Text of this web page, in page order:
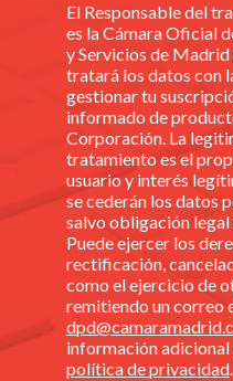
El Responsable del
es la Cámara Oficial
y Servicios de
tratará los datos con
gestionar tu
informado de
Corporación. La
tratamiento es el
usuario y interés
se cederán los datos
salvo obligación
Puede ejercer los
rectificación,
como el ejercicio de
remitiendo un correo
información
política de privacidad.